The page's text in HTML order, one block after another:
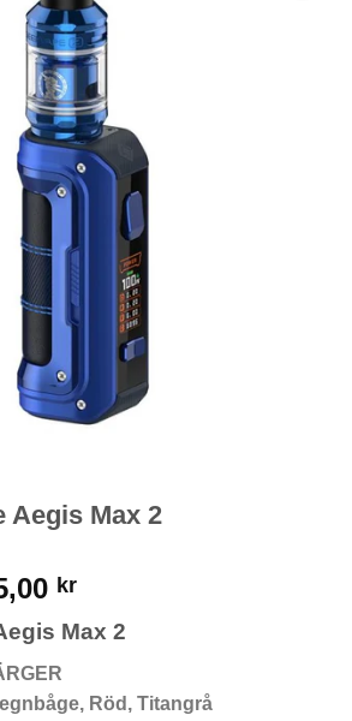
Aegis Max 2
kr.
krCurrent
price
is:
Max 2
Röd, Titangrå